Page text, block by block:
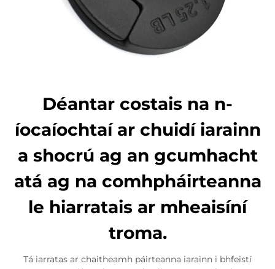
Déantar costais na n-
íocaíochtaí ar chuidí iarainn
a shocrú ag an gcumhacht
atá ag na comhpháirteanna
le hiarratais ar mheaisíní
troma.
Tá iarratas ar chaitheamh páirteanna iarainn i bhfeistí